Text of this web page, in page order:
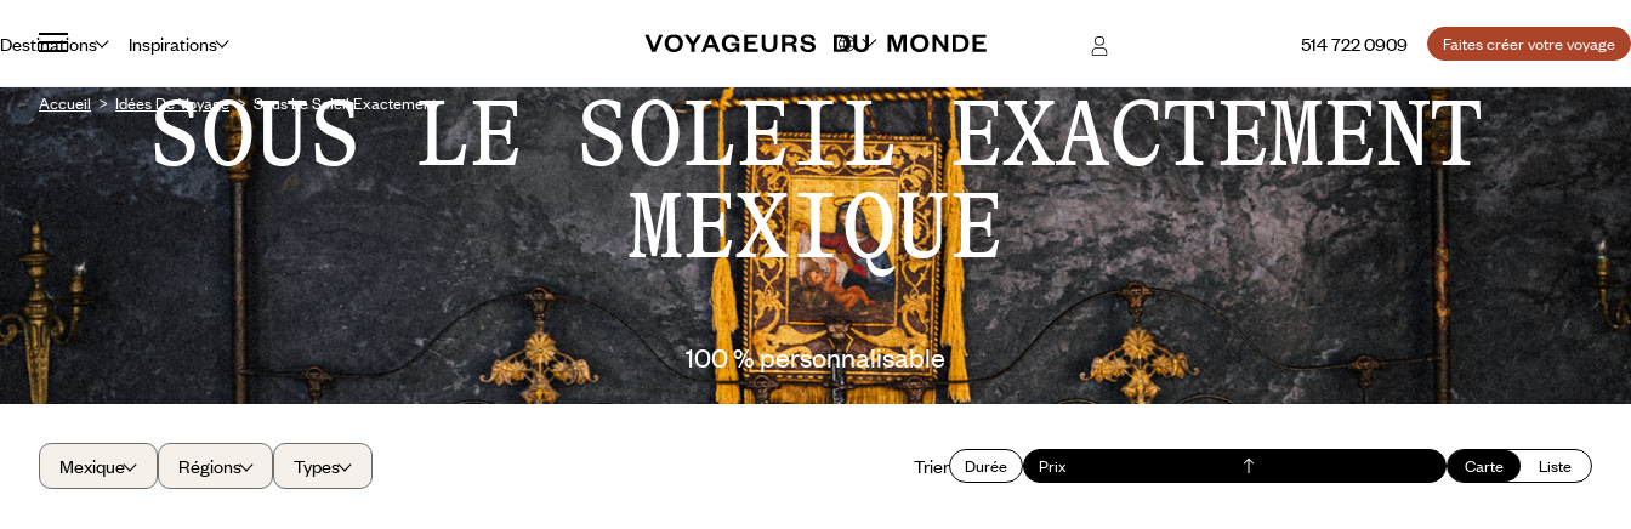
Destinations Inspirations 514 722 0909 Faites créer votre voyage
Accueil Idées De Voyage Sous Le Soleil Exactement
SOUS LE SOLEIL EXACTEMENT
MEXIQUE
100 % personnalisable
Mexique Régions Types Trier Durée Prix Carte Liste